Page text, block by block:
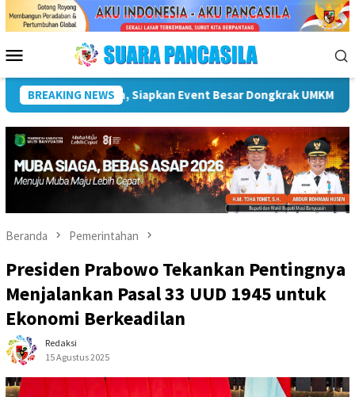
Menu
Mobile
BREAKING NEWS
Plt Bupati Hendri Dukung Percepatan Penyaluran DAK
Beranda Pemerintahan
Presiden Prabowo Tekankan Pentingnya
Menjalankan Pasal 33 UUD 1945 untuk
Ekonomi Berkeadilan
Redaksi
15 Agustus 2025